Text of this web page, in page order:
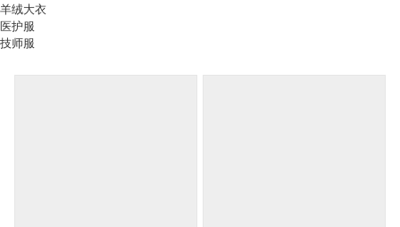
羊绒大衣
医护服
技师服